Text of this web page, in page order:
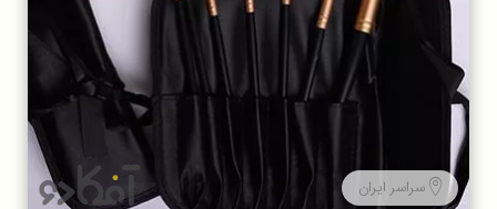
سراسر ایران